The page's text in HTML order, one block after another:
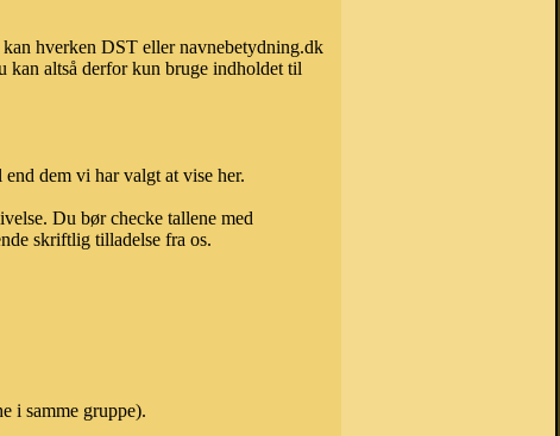
hverken DST eller navnebetydning.dk
kan altså derfor kun bruge indholdet til
dem vi har valgt at vise her.
Du bør checke tallene med
skriftlig tilladelse fra os.
i samme gruppe).